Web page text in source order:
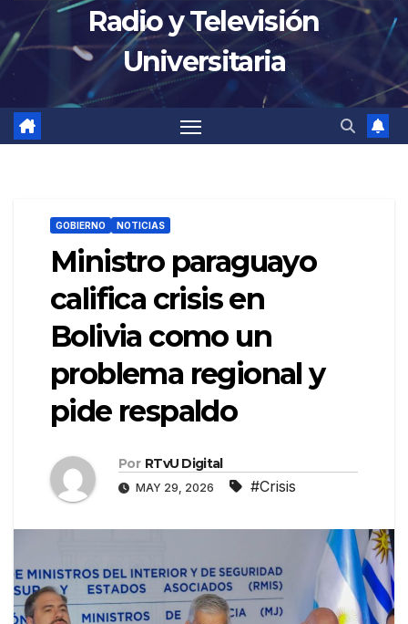
Radio y Televisión
Universitaria
GOBIERNO NOTICIAS
Ministro paraguayo
califica crisis en
Bolivia como un
problema regional y
pide respaldo
Por RTvU Digital
MAY 29, 2026 #Crisis